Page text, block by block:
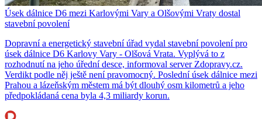
Úsek dálnice D6 mezi Karlovými Vary a Olšovými Vraty dostal
stavební povolení
Dopravní a energetický stavební úřad vydal stavební povolení pro
úsek dálnice D6 Karlovy Vary - Olšová Vrata. Vyplývá to z
rozhodnutí na jeho úřední desce, informoval server Zdopravy.cz.
Verdikt podle něj ještě není pravomocný. Poslední úsek dálnice mezi
Prahou a lázeňským městem má být dlouhý osm kilometrů a jeho
předpokládaná cena byla 4,3 miliardy korun.